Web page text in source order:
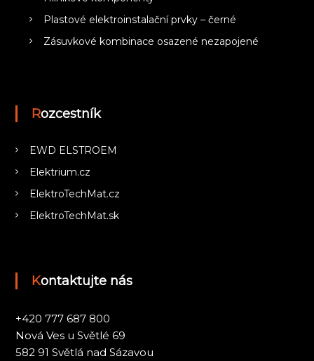
Plastové elektroinstalační prvky – černé
Zásuvkové kombinace osazené nezapojené
Rozcestník
EWD ELSTROEM
Elektrium.cz
ElektroTechMat.cz
ElektroTechMat.sk
Kontaktujte nás
+420 777 687 800
Nová Ves u Světlé 69
582 91 Světlá nad Sázavou